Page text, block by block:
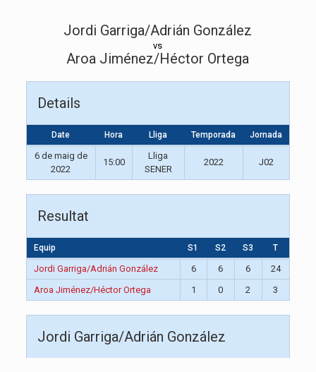
Jordi Garriga/Adrián González
vs
Aroa Jiménez/Héctor Ortega
Details
Date Hora Lliga Temporada Jornada
6 de maig de
2022
15:00
Lliga
SENER
2022 J02
Resultat
Equip S1 S2 S3 T
Jordi Garriga/Adrián González 6 6 6
24
Aroa Jiménez/Héctor Ortega
1 0 2 3
Jordi Garriga/Adrián González